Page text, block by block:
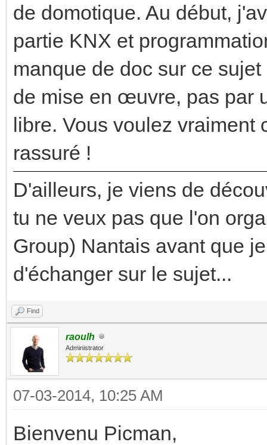
de domotique. Au début,
partie KNX et
manque de doc sur ce
de mise en œuvre, pas par
libre. Vous voulez vraiment
rassuré !
D'ailleurs, je viens de
tu ne veux pas que l'on
Group) Nantais avant que
d'échanger sur le sujet...
Find
raoulh
Administrator
07-03-2014, 10:25 AM
Bienvenu Picman,